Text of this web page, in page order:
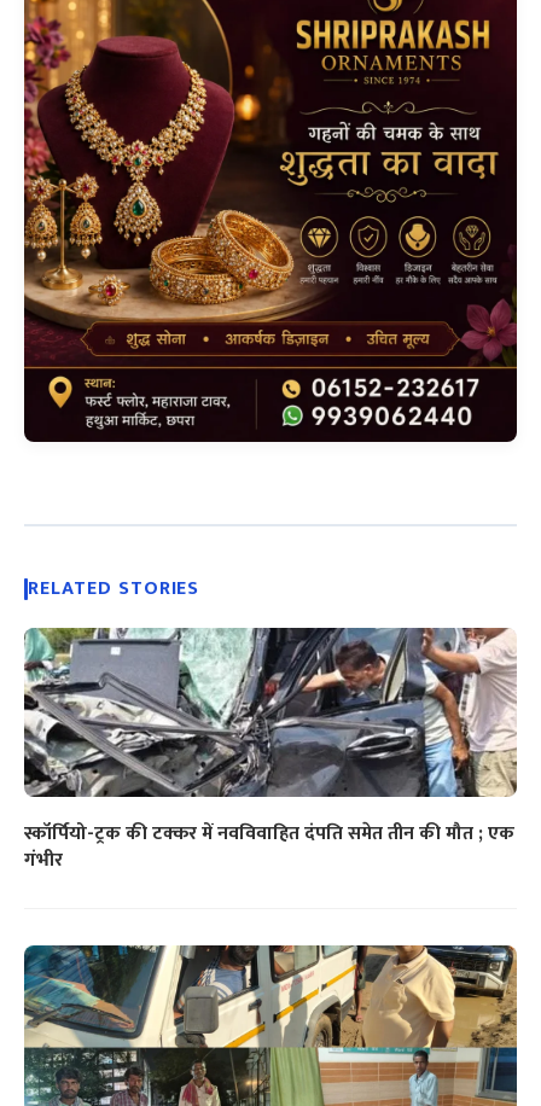
RELATED STORIES
स्कॉर्पियो-ट्रक की टक्कर में नवविवाहित दंपति समेत तीन की मौत ; एक
गंभीर